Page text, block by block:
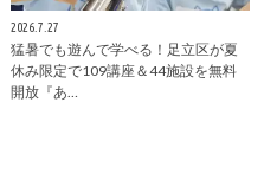
2026.7.27
猛暑でも遊んで学べる！足立区が夏
休み限定で109講座＆44施設を無料
開放『あ…